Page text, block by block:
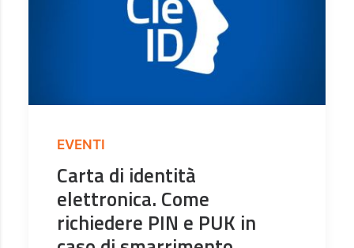
EVENTI
Carta di identità
elettronica. Come
richiedere PIN e PUK in